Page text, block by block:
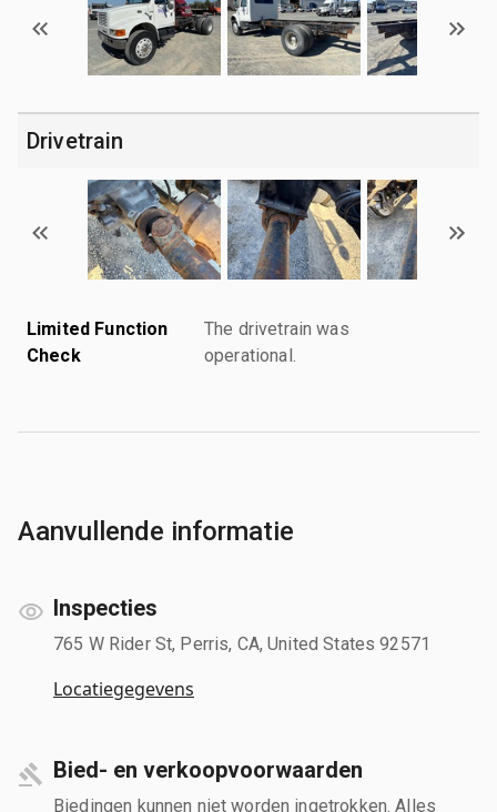
Drivetrain
Limited Function
Check
The drivetrain was
operational.
Aanvullende informatie
Inspecties
765 W Rider St, Perris, CA, United States 92571
Locatiegegevens
Bied- en verkoopvoorwaarden
Biedingen kunnen niet worden ingetrokken. Alles